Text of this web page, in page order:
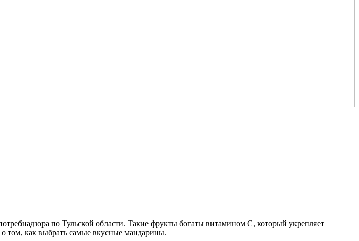
по Тульской области. Такие фрукты богаты витамином С, который укрепляет
том, как выбрать самые вкусные мандарины.